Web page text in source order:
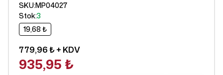
SKU:MP04027
Stok:3
19,68 ₺
779,96 ₺+ KDV
935,95 ₺